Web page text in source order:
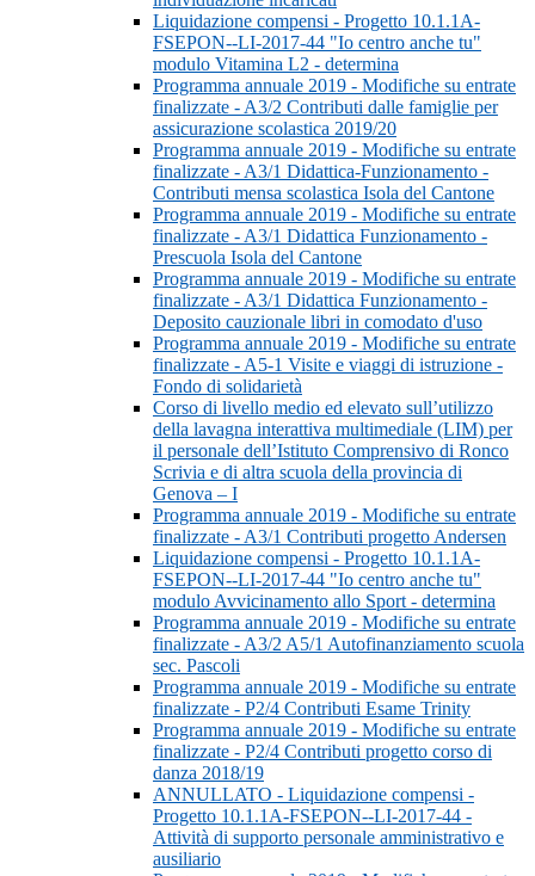
Liquidazione compensi - Progetto 10.1.1A-
FSEPON--LI-2017-44 "Io centro anche tu"
modulo Vitamina L2 - determina
Programma annuale 2019 - Modifiche su entrate
finalizzate - A3/2 Contributi dalle famiglie per
assicurazione scolastica 2019/20
Programma annuale 2019 - Modifiche su entrate
finalizzate - A3/1 Didattica-Funzionamento -
Contributi mensa scolastica Isola del Cantone
Programma annuale 2019 - Modifiche su entrate
finalizzate - A3/1 Didattica Funzionamento -
Prescuola Isola del Cantone
Programma annuale 2019 - Modifiche su entrate
finalizzate - A3/1 Didattica Funzionamento -
Deposito cauzionale libri in comodato d'uso
Programma annuale 2019 - Modifiche su entrate
finalizzate - A5-1 Visite e viaggi di istruzione -
Fondo di solidarietà
Corso di livello medio ed elevato sull’utilizzo
della lavagna interattiva multimediale (LIM) per
il personale dell’Istituto Comprensivo di Ronco
Scrivia e di altra scuola della provincia di
Genova – I
Programma annuale 2019 - Modifiche su entrate
finalizzate - A3/1 Contributi progetto Andersen
Liquidazione compensi - Progetto 10.1.1A-
FSEPON--LI-2017-44 "Io centro anche tu"
modulo Avvicinamento allo Sport - determina
Programma annuale 2019 - Modifiche su entrate
finalizzate - A3/2 A5/1 Autofinanziamento scuola
sec. Pascoli
Programma annuale 2019 - Modifiche su entrate
finalizzate - P2/4 Contributi Esame Trinity
Programma annuale 2019 - Modifiche su entrate
finalizzate - P2/4 Contributi progetto corso di
danza 2018/19
ANNULLATO - Liquidazione compensi -
Progetto 10.1.1A-FSEPON--LI-2017-44 -
Attività di supporto personale amministrativo e
ausiliario